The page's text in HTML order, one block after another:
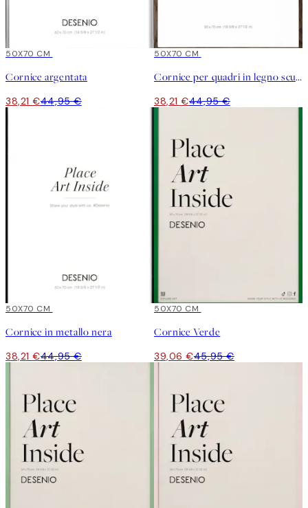
15%*
50X70 CM
Cornice argentata
38,21 €44,95 €
15%*
50X70 CM
Cornice per quadri in legno scuro
38,21 €44,95 €
15%*
50X70 CM
Cornice in metallo nera
38,21 €44,95 €
15%*
50X70 CM
Cornice Verde
39,06 €45,95 €